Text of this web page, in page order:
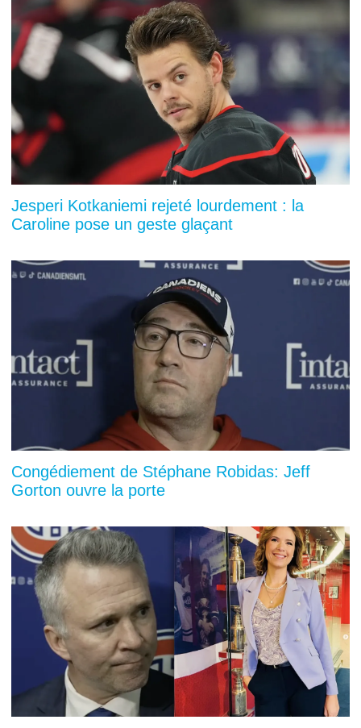
Jesperi Kotkaniemi rejeté lourdement : la
Caroline pose un geste glaçant
Congédiement de Stéphane Robidas: Jeff
Gorton ouvre la porte